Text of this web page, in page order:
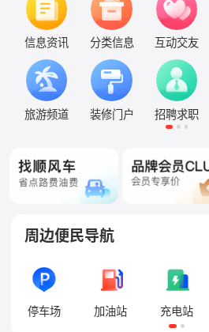
信息资讯 分类信息 互动交友
旅游频道 装修门户 招聘求职
周边便民导航
停车场 加油站 充电站